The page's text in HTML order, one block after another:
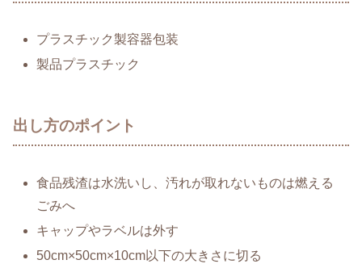
プラスチック製容器包装
製品プラスチック
出し方のポイント
食品残渣は水洗いし、汚れが取れないものは燃える
ごみへ
キャップやラベルは外す
50cm×50cm×10cm以下の大きさに切る